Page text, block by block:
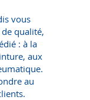
vous
qualité,
: à la
aux
au